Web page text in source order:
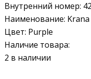
Внутренний номер:
Наименование:
Цвет: Purple
Наличие товара:
2 в наличии